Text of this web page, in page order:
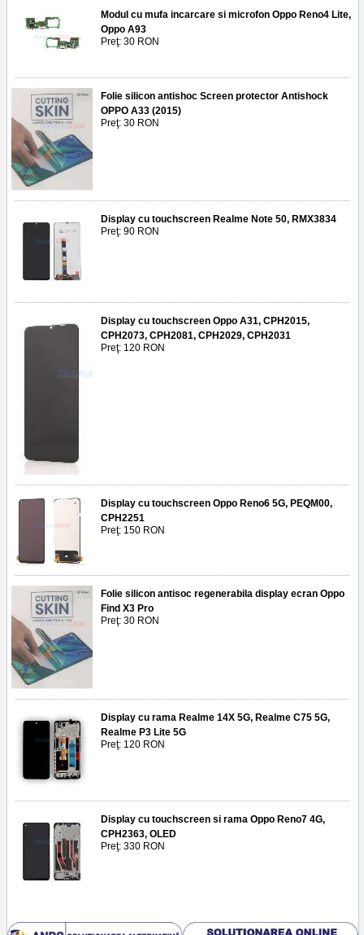
Modul cu mufa incarcare si microfon Oppo Reno4 Lite,
Oppo A93
Preţ: 30 RON
Folie silicon antishoc Screen protector Antishock
OPPO A33 (2015)
Preţ: 30 RON
Display cu touchscreen Realme Note 50, RMX3834
Preţ: 90 RON
Display cu touchscreen Oppo A31, CPH2015,
CPH2073, CPH2081, CPH2029, CPH2031
Preţ: 120 RON
Display cu touchscreen Oppo Reno6 5G, PEQM00,
CPH2251
Preţ: 150 RON
Folie silicon antisoc regenerabila display ecran Oppo
Find X3 Pro
Preţ: 30 RON
Display cu rama Realme 14X 5G, Realme C75 5G,
Realme P3 Lite 5G
Preţ: 120 RON
Display cu touchscreen si rama Oppo Reno7 4G,
CPH2363, OLED
Preţ: 330 RON